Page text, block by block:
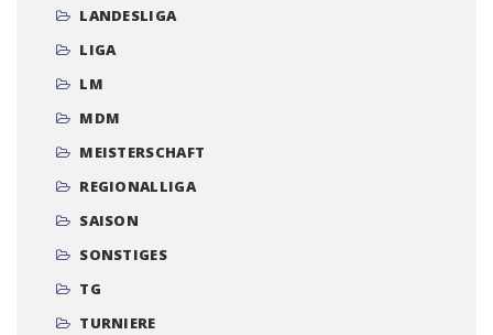
LANDESLIGA
LIGA
LM
MDM
MEISTERSCHAFT
REGIONALLIGA
SAISON
SONSTIGES
TG
TURNIERE